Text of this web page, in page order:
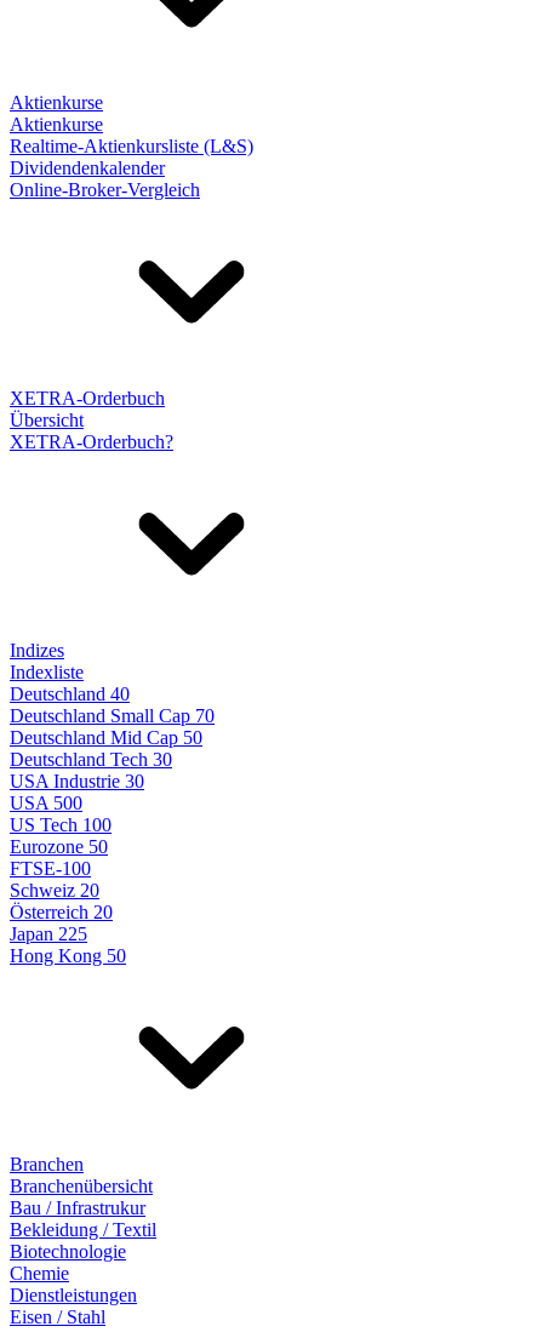
Aktienkurse
Aktienkurse
Realtime-Aktienkursliste (L&S)
Dividendenkalender
Online-Broker-Vergleich
XETRA-Orderbuch
Übersicht
XETRA-Orderbuch?
Indizes
Indexliste
Deutschland 40
Deutschland Small Cap 70
Deutschland Mid Cap 50
Deutschland Tech 30
USA Industrie 30
USA 500
US Tech 100
Eurozone 50
FTSE-100
Schweiz 20
Österreich 20
Japan 225
Hong Kong 50
Branchen
Branchenübersicht
Bau / Infrastrukur
Bekleidung / Textil
Biotechnologie
Chemie
Dienstleistungen
Eisen / Stahl